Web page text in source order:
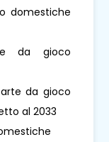
domestiche
da gioco
da gioco
al 2033